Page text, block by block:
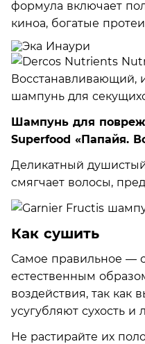
формула включает
киноа, богатые
Шампунь для
Superfood «Папайя.
Деликатный
смягчает волосы,
Как сушить
Самое правильное —
естественным
воздействия, так как
усугубляют сухость и
Не растирайте их